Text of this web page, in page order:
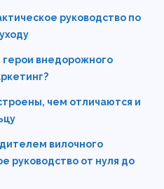
руководство по
внедорожного
чем отличаются и
вилочного
руководство от нуля до